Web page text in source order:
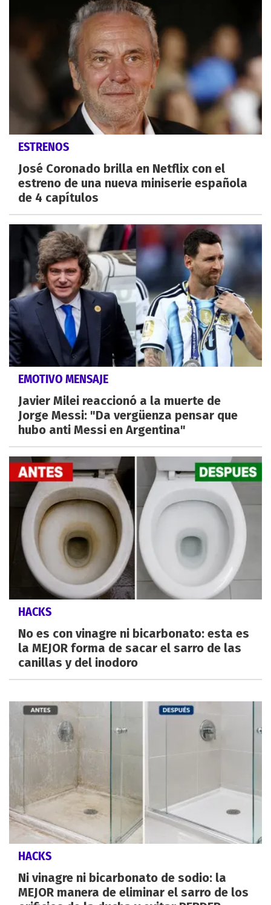
ESTRENOS
José Coronado brilla en Netflix con el
estreno de una nueva miniserie española
de 4 capítulos
EMOTIVO MENSAJE
Javier Milei reaccionó a la muerte de
Jorge Messi: "Da vergüenza pensar que
hubo anti Messi en Argentina"
HACKS
No es con vinagre ni bicarbonato: esta es
la MEJOR forma de sacar el sarro de las
canillas y del inodoro
HACKS
Ni vinagre ni bicarbonato de sodio: la
MEJOR manera de eliminar el sarro de los